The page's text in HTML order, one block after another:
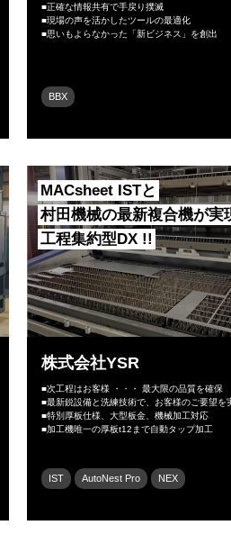
■正確な情報共有で手戻り撲滅
■現場の声を活かしたツールの最適化
■思いもよらなかった「新ビジネス」を創出
BBX
MACsheet ISTと
村田機械の最新複合機が実
工程集約型DX !!
株式会社YSR
■次工程はお客様 ・・・ 最大限の品質を確保
■最新鋭設備と洗練技術で、お客様のご要望を
■特別厚板仕様、大型板金、機械加工対応
■加工機唯一の厚板t12まで自動タップ加工
IST AutoNest Pro NEX